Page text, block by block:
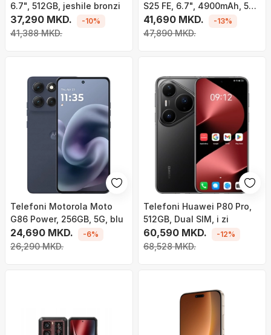
6.7", 512GB, jeshile bronzi
37,290 MKD.
41,388 MKD.
-10%
S25 FE, 6.7", 4900mAh, 5G,
jeshil
41,690 MKD.
47,890 MKD.
-13%
Telefoni Motorola Moto
G86 Power, 256GB, 5G, blu
24,690 MKD.
26,290 MKD.
-6%
Telefoni Huawei P80 Pro,
512GB, Dual SIM, i zi
60,590 MKD.
68,528 MKD.
-12%